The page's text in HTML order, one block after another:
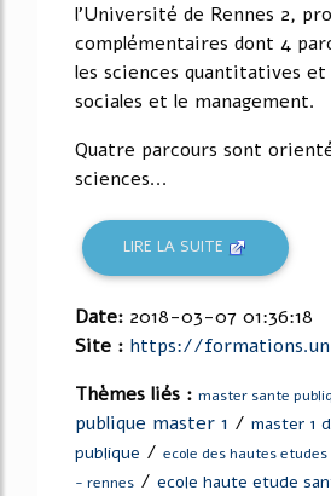
l'Université de Rennes 2,
complémentaires dont 4
les sciences quantitatives et
sociales et le management.
Quatre parcours sont
sciences...
LIRE LA SUITE
Date: 2018-03-07 01:36:18
Site : https://
Thèmes liés : master sante
publique master 1 / master 1
publique / ecole des hautes
- rennes / ecole haute etude